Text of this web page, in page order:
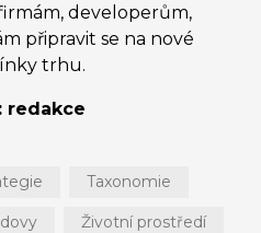
developerům,
připravit se na nové
trhu.
redakce
Taxonomie
Životní prostředí